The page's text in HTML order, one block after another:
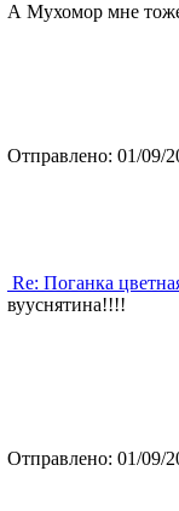
А Мухомор мне
Отправлено: 01/09/
Re: Поганка
вууснятина!!!!
Отправлено: 01/09/